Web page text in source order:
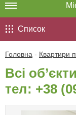
Список
Головна - Квартири
Всі
тел: +38